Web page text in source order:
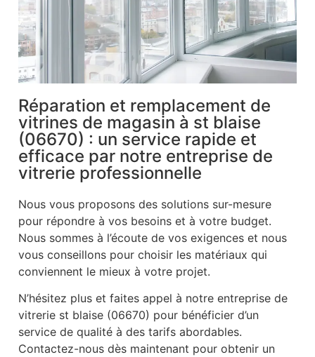
Réparation et remplacement de
vitrines de magasin à st blaise
(06670) : un service rapide et
efficace par notre entreprise de
vitrerie professionnelle
Nous vous proposons des solutions sur-mesure
pour répondre à vos besoins et à votre budget.
Nous sommes à l’écoute de vos exigences et nous
vous conseillons pour choisir les matériaux qui
conviennent le mieux à votre projet.
N’hésitez plus et faites appel à notre entreprise de
vitrerie st blaise (06670) pour bénéficier d’un
service de qualité à des tarifs abordables.
Contactez-nous dès maintenant pour obtenir un